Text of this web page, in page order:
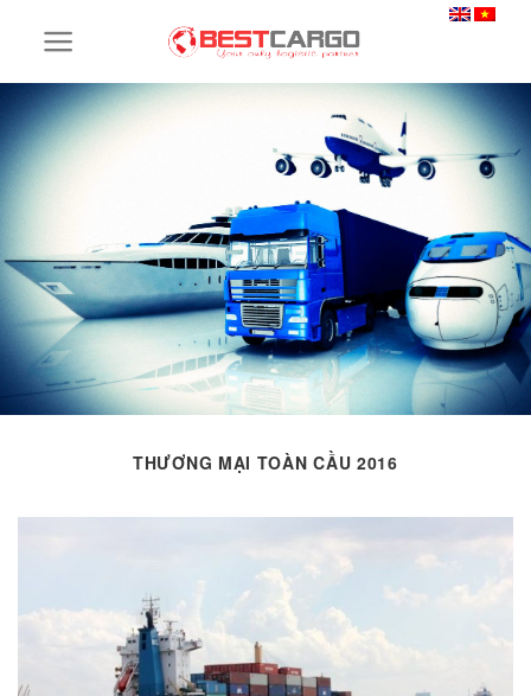
THƯƠNG MẠI TOÀN CẦU 2016